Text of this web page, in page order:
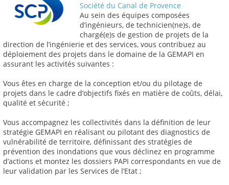
Société du Canal de Provence
Au sein des équipes composées
d’ingénieurs, de technicien(ne)s, de
chargé(e)s de gestion de projets de la
direction de l’ingénierie et des services, vous contribuez au
déploiement des projets dans le domaine de la GEMAPI en
assurant les activités suivantes :
Vous êtes en charge de la conception et/ou du pilotage de
projets dans le cadre d’objectifs fixés en matière de coûts, délai,
qualité et sécurité ;
Vous accompagnez les collectivités dans la définition de leur
stratégie GEMAPI en réalisant ou pilotant des diagnostics de
vulnérabilité de territoire, définissant des stratégies de
prévention des inondations que vous déclinez en programme
d’actions et montez les dossiers PAPI correspondants en vue de
leur validation par les Services de l’Etat ;